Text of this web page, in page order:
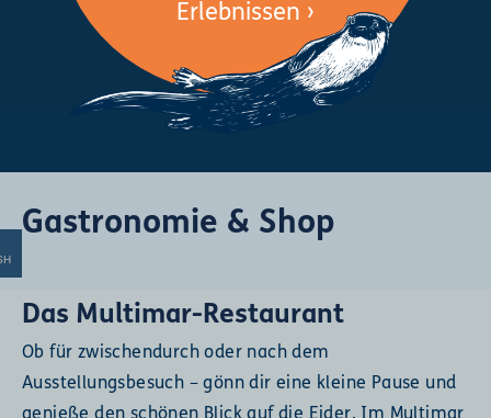
Erlebnissen ›
Gastronomie & Shop
Das Multimar-Restaurant
Ob für zwischendurch oder nach dem
Ausstellungsbesuch – gönn dir eine kleine Pause und